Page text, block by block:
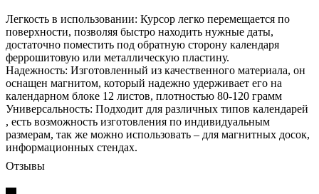
Легкость в использовании: Курсор легко перемещается по
поверхности, позволяя быстро находить нужные даты,
достаточно поместить под обратную сторону календаря
феррошитовую или металлическую пластину.
Надежность: Изготовленный из качественного материала, он
оснащен магнитом, который надежно удерживает его на
календарном блоке 12 листов, плотностью 80-120 грамм
Универсальность: Подходит для различных типов календарей
, есть возможность изготовления по индивидуальным
размерам, так же можно использовать – для магнитных досок,
информационных стендах.
Отзывы